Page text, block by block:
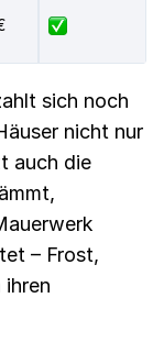
sich noch
nicht nur
auch die
– Frost,
ihren